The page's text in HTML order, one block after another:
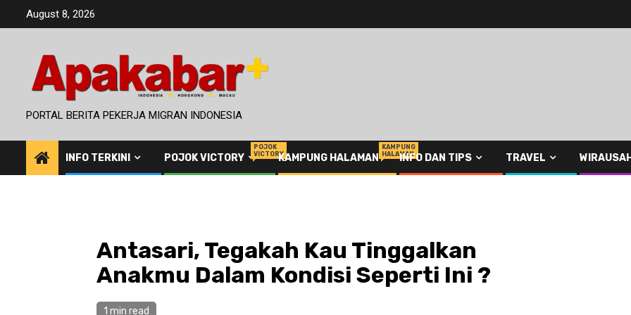
August 8, 2026
PORTAL BERITA PEKERJA MIGRAN INDONESIA
INFO TERKINI POJOK VICTORY
POJOK
VICTORYKAMPUNG HALAMAN
KAMPUNG
HALAMANINFO DAN TIPS TRAVEL
Antasari, Tegakah Kau Tinggalkan
Anakmu Dalam Kondisi Seperti Ini ?
1 min read